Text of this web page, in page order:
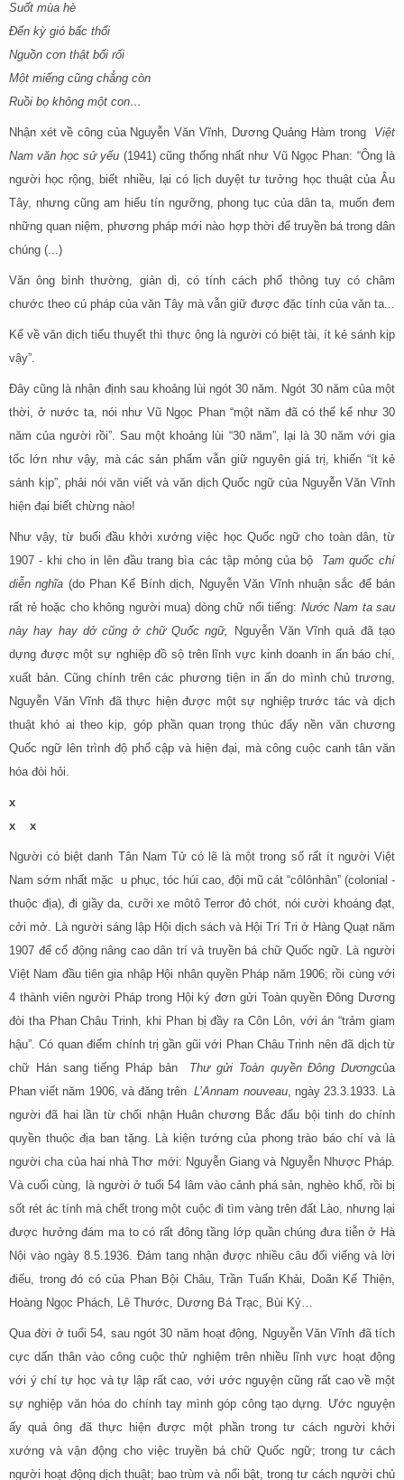
Suốt mùa hè
Đến kỳ gió bấc thổi
Nguồn cơn thật bối rối
Một miếng cũng chẳng còn
Ruồi bọ không một con…
Nhận xét về công của Nguyễn Văn Vĩnh, Dương Quảng Hàm trong Việt
Nam văn học sử yếu (1941) cũng thống nhất như Vũ Ngọc Phan: “Ông là
người học rộng, biết nhiều, lại có lịch duyệt tư tưởng học thuật của Âu
Tây, nhưng cũng am hiểu tín ngưỡng, phong tục của dân ta, muốn đem
những quan niệm, phương pháp mới nào hợp thời để truyền bá trong dân
chúng (...)
Văn ông bình thường, giản dị, có tính cách phổ thông tuy có châm
chước theo cú pháp của văn Tây mà vẫn giữ được đặc tính của văn ta...
Kể về văn dịch tiểu thuyết thì thực ông là người có biệt tài, ít kẻ sánh kịp
vậy”.
Đây cũng là nhận định sau khoảng lùi ngót 30 năm. Ngót 30 năm của một
thời, ở nước ta, nói như Vũ Ngọc Phan “một năm đã có thể kể như 30
năm của người rồi”. Sau một khoảng lùi “30 năm”, lại là 30 năm với gia
tốc lớn như vậy, mà các sản phẩm vẫn giữ nguyên giá trị, khiến “ít kẻ
sánh kịp”, phải nói văn viết và văn dịch Quốc ngữ của Nguyễn Văn Vĩnh
hiện đại biết chừng nào!
Như vậy, từ buổi đầu khởi xướng việc học Quốc ngữ cho toàn dân, từ
1907 - khi cho in lên đầu trang bìa các tập mỏng của bộ Tam quốc chí
diễn nghĩa (do Phan Kế Bính dịch, Nguyễn Văn Vĩnh nhuận sắc để bán
rất rẻ hoặc cho không người mua) dòng chữ nổi tiếng: Nước Nam ta sau
này hay hay dở cũng ở chữ Quốc ngữ,
Nguyễn Văn Vĩnh quả đã tạo
dựng được một sự nghiệp đồ sộ trên lĩnh vực kinh doanh in ấn báo chí,
xuất bản. Cũng chính trên các phương tiện in ấn do mình chủ trương,
Nguyễn Văn Vĩnh đã thực hiện được một sự nghiệp trước tác và dịch
thuật khó ai theo kịp, góp phần quan trọng thúc đẩy nền văn chương
Quốc ngữ lên trình độ phổ cập và hiện đại, mà công cuộc canh tân văn
hóa đòi hỏi.
x
x x
Người có biệt danh Tân Nam Tử có lẽ là một trong số rất ít người Việt
Nam sớm nhất mặc u phục, tóc húi cao, đội mũ cát “côlônhân” (colonial -
thuộc địa), đi giầy da, cưỡi xe môtô Terror đỏ chót, nói cười khoáng đạt,
cởi mở. Là người sáng lập Hội dịch sách và Hội Trí Tri ở Hàng Quạt năm
1907 để cổ động nâng cao dân trí và truyền bá chữ Quốc ngữ. Là người
Việt Nam đầu tiên gia nhập Hội nhân quyền Pháp năm 1906; rồi cùng với
4 thành viên người Pháp trong Hội ký đơn gửi Toàn quyền Đông Dương
đòi tha Phan Châu Trinh, khi Phan bị đầy ra Côn Lôn, với án “trảm giam
hậu”. Có quan điểm chính trị gần gũi với Phan Châu Trinh nên đã dịch từ
chữ Hán sang tiếng Pháp bản Thư gửi Toàn quyền Đông Dươngcủa
Phan viết năm 1906, và đăng trên L’Annam nouveau, ngày 23.3.1933. Là
người đã hai lần từ chối nhận Huân chương Bắc đẩu bội tinh do chính
quyền thuộc địa ban tặng. Là kiện tướng của phong trào báo chí và là
người cha của hai nhà Thơ mới: Nguyễn Giang và Nguyễn Nhược Pháp.
Và cuối cùng, là người ở tuổi 54 lâm vào cảnh phá sản, nghèo khổ, rồi bị
sốt rét ác tính mà chết trong một cuộc đi tìm vàng trên đất Lào, nhưng lại
được hưởng đám ma to có rất đông tầng lớp quần chúng đưa tiễn ở Hà
Nội vào ngày 8.5.1936. Đám tang nhận được nhiều câu đối viếng và lời
điếu, trong đó có của Phan Bội Châu, Trần Tuấn Khải, Doãn Kế Thiện,
Hoàng Ngọc Phách, Lê Thước, Dương Bá Trạc, Bùi Kỷ…
Qua đời ở tuổi 54, sau ngót 30 năm hoạt động, Nguyễn Văn Vĩnh đã tích
cực dấn thân vào công cuộc thử nghiệm trên nhiều lĩnh vực hoạt động
với ý chí tự học và tự lập rất cao, với ước nguyện cũng rất cao về một
sự nghiệp văn hóa do chính tay mình góp công tạo dựng. Ước nguyện
ấy quả ông đã thực hiện được một phần trong tư cách người khởi
xướng và vận động cho việc truyền bá chữ Quốc ngữ; trong tư cách
người hoạt động dịch thuật; bao trùm và nổi bật, trong tư cách người chủ